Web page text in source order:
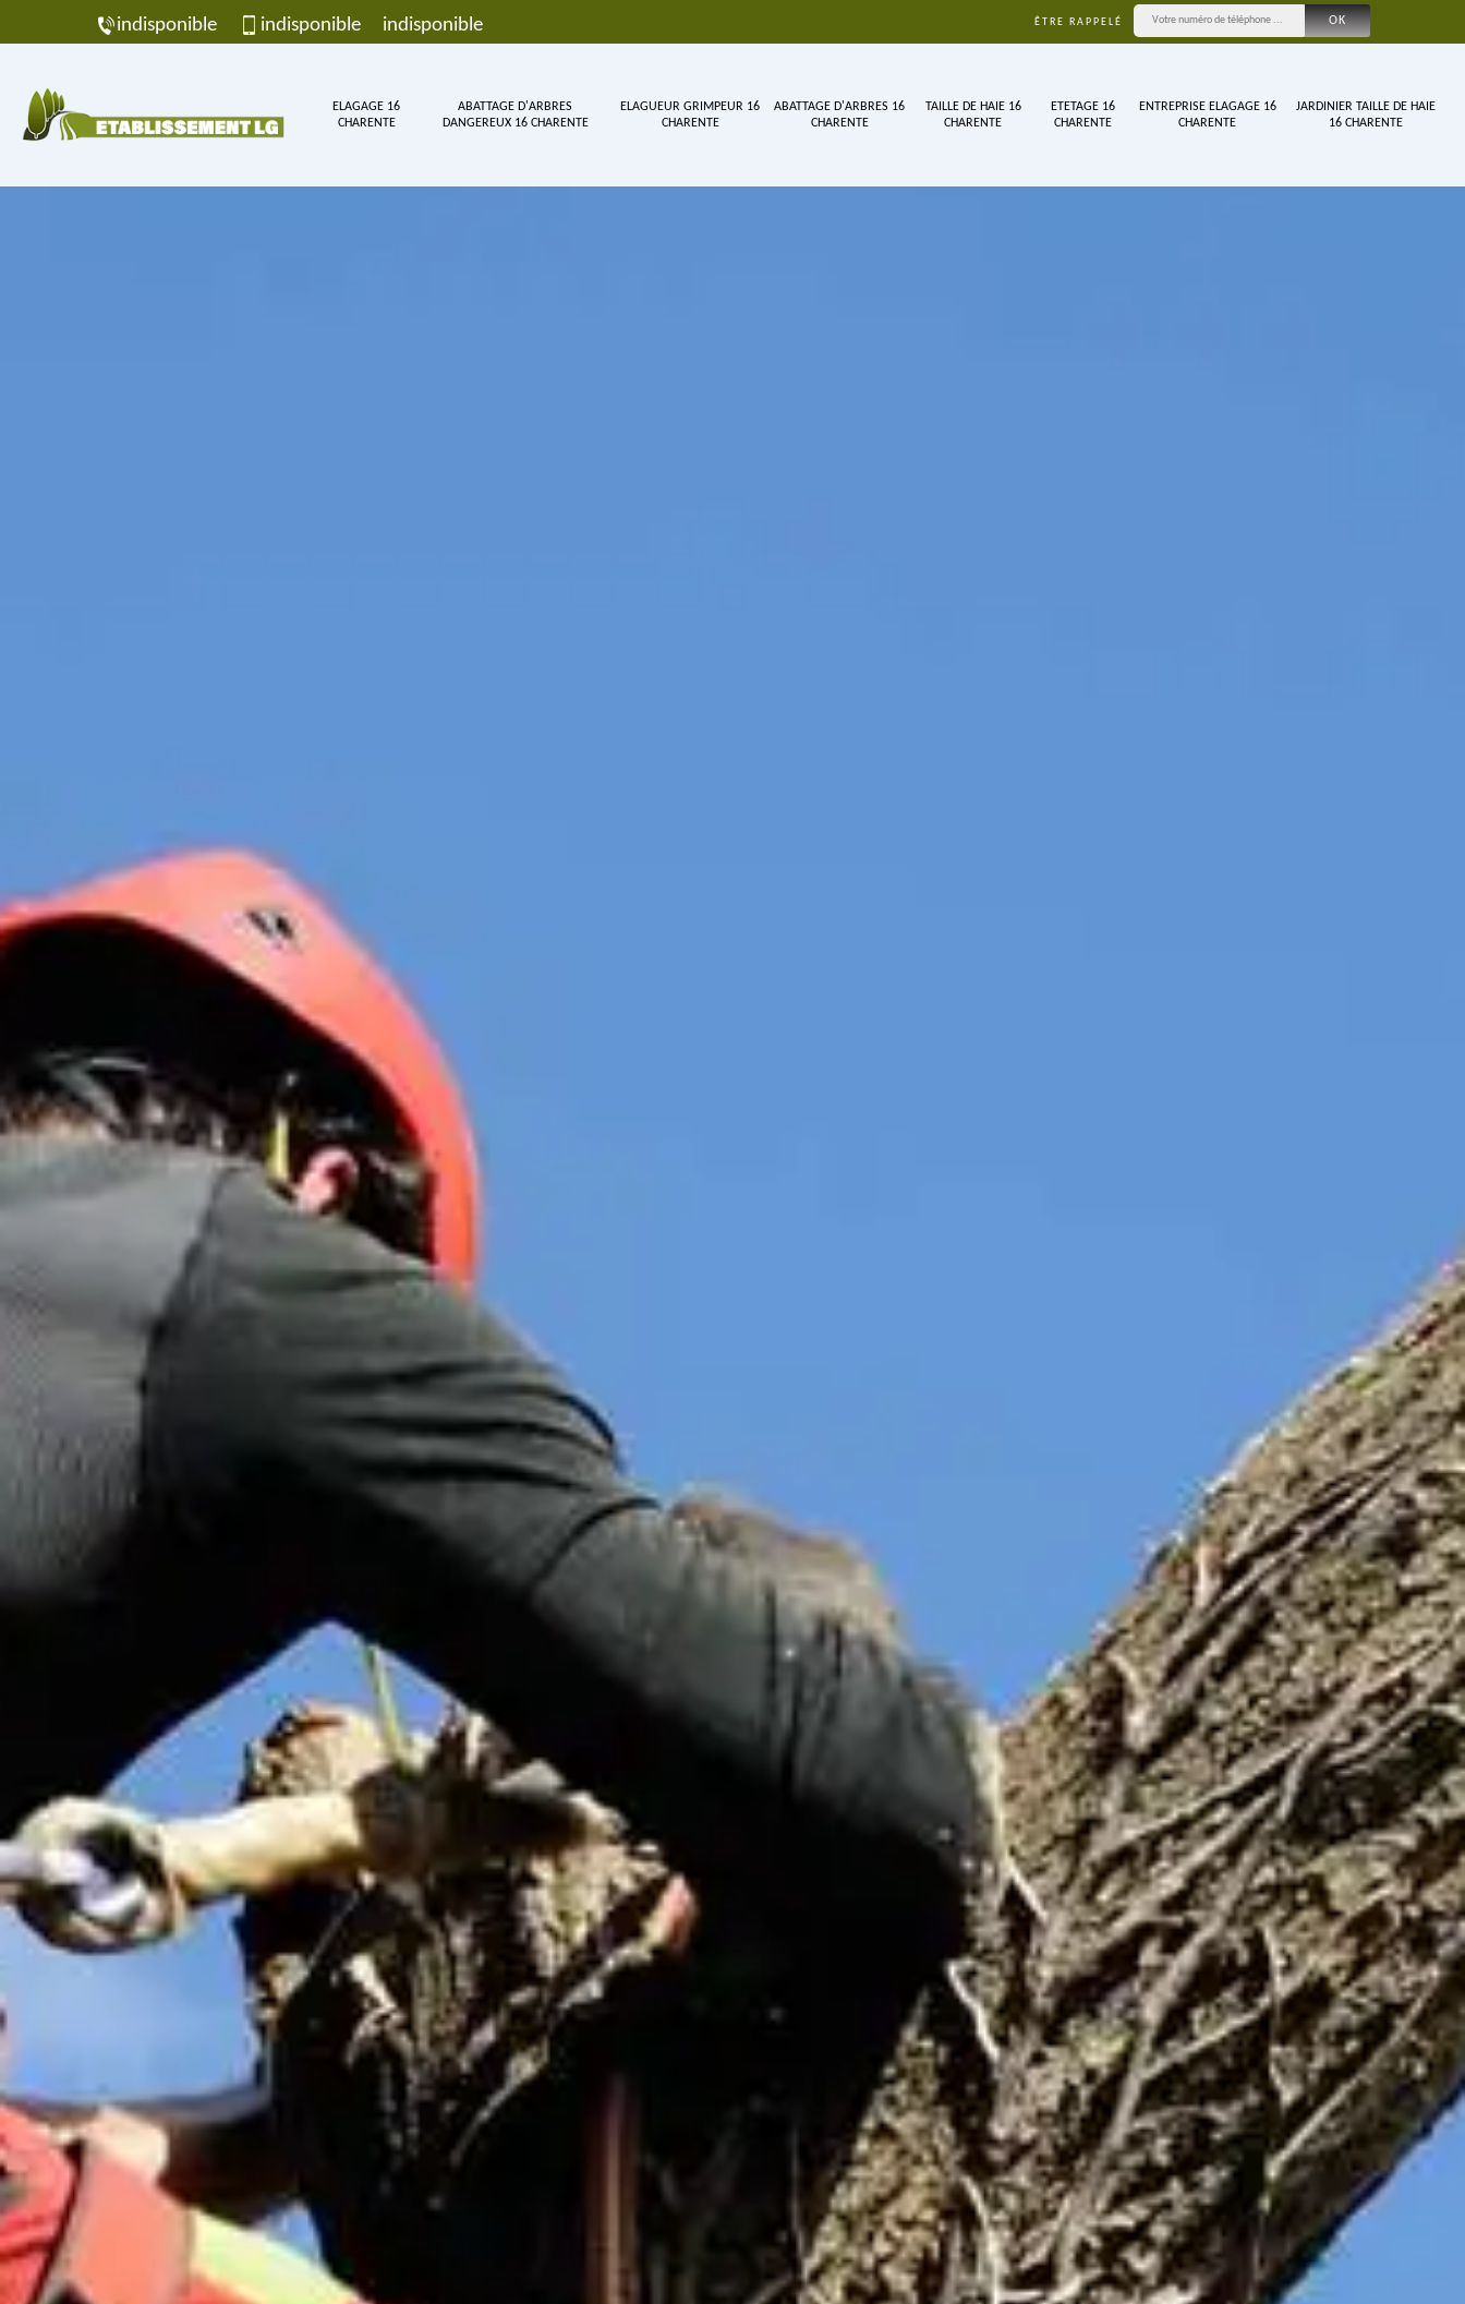
indisponible indisponible indisponible ÊTRE RAPPELÉ
ELAGAGE 16
CHARENTE
ABATTAGE D'ARBRES
DANGEREUX 16 CHARENTE
ELAGUEUR GRIMPEUR 16
CHARENTE
ABATTAGE D'ARBRES 16
CHARENTE
TAILLE DE HAIE 16
CHARENTE
ETETAGE 16
CHARENTE
ENTREPRISE ELAGAGE 16
CHARENTE
JARDINIER TAILLE DE HAIE
16 CHARENTE